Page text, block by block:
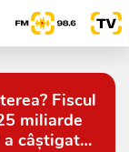
Fiscul
miliarde
câștigat